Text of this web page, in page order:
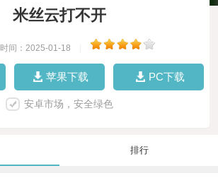
米丝云打不开
时间：2025-01-18
苹果下载 PC下载
安卓市场，安全绿色
排行